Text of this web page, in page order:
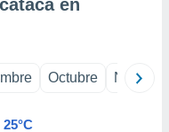
en
Octubre
25°C